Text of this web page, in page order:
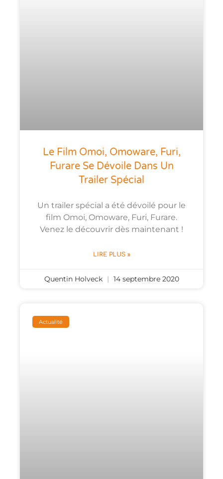
Le Film Omoi, Omoware, Furi,
Furare Se Dévoile Dans Un
Trailer Spécial
Un trailer spécial a été dévoilé pour le
film Omoi, Omoware, Furi, Furare.
Venez le découvrir dès maintenant !
LIRE PLUS »
Quentin Holveck 14 septembre 2020
Actualité